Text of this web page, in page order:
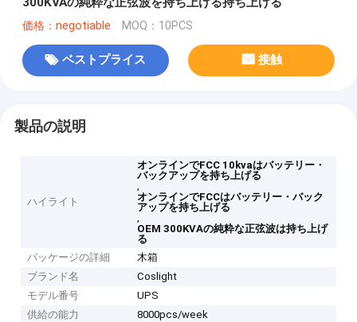
価格：negotiable MOQ：10PCS
ベストプライス 接触
製品の説明
ハイライト
オンラインでFCC 10kvaはバッテリー・
バックアップを持ち上げる
,
オンラインでFCCはバッテリー・バック
アップを持ち上げる
,
OEM 300KVAの純粋な正弦波は持ち上げ
る
パッケージの詳細
木箱
ブランド名
Coslight
モデル番号
UPS
供給の能力
8000pcs/week